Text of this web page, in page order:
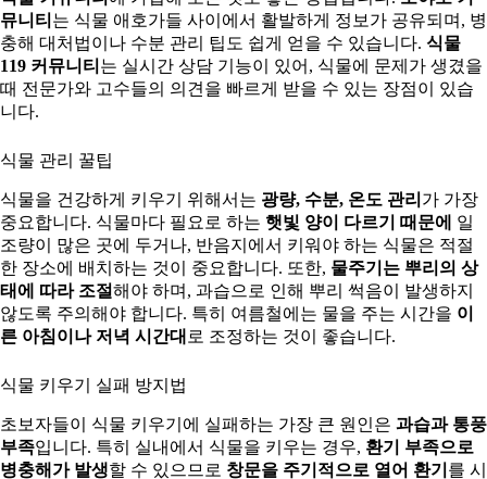
뮤니티 는 식물 애호가들 사이에서 활발하게 정보가 공유되며, 병
충해 대처법이나 수분 관리 팁도 쉽게 얻을 수 있습니다. 식물
119 커뮤니티 는 실시간 상담 기능이 있어, 식물에 문제가 생겼을
때 전문가와 고수들의 의견을 빠르게 받을 수 있는 장점이 있습
니다.
식물 관리 꿀팁
식물을 건강하게 키우기 위해서는 광량, 수분, 온도 관리 가 가장
중요합니다. 식물마다 필요로 하는 햇빛 양이 다르기 때문에
일
조량이 많은 곳에 두거나, 반음지에서 키워야 하는 식물은 적절
한 장소에 배치하는 것이 중요합니다. 또한, 물주기는 뿌리의 상
태에 따라 조절해야 하며, 과습으로 인해 뿌리 썩음이 발생하지
않도록 주의해야 합니다. 특히 여름철에는 물을 주는 시간을 이
른 아침이나 저녁 시간대 로 조정하는 것이 좋습니다.
식물 키우기 실패 방지법
초보자들이 식물 키우기에 실패하는 가장 큰 원인은 과습과 통풍
부족입니다. 특히 실내에서 식물을 키우는 경우, 환기 부족으로
병충해가 발생할 수 있으므로 창문을 주기적으로 열어 환기 를 시